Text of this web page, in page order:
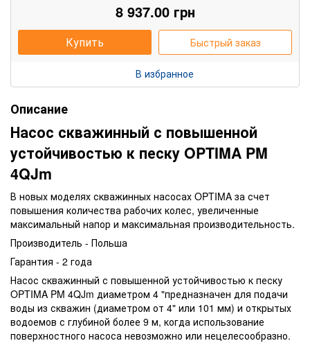
8 937.00грн
Купить Быстрый заказ
В избранное
Описание
Насос скважинный с повышенной
устойчивостью к песку OPTIMA PM
4QJm
В новых моделях скважинных насосах OPTIMA за счет
повышения количества рабочих колес, увеличенные
максимальный напор и максимальная производительность.
Производитель - Польша
Гарантия - 2 года
Насос скважинный с повышенной устойчивостью к песку
OPTIMA PM 4QJm диаметром 4 "предназначен для подачи
воды из скважин (диаметром от 4" или 101 мм) и открытых
водоемов с глубиной более 9 м, когда использование
поверхностного насоса невозможно или нецелесообразно.